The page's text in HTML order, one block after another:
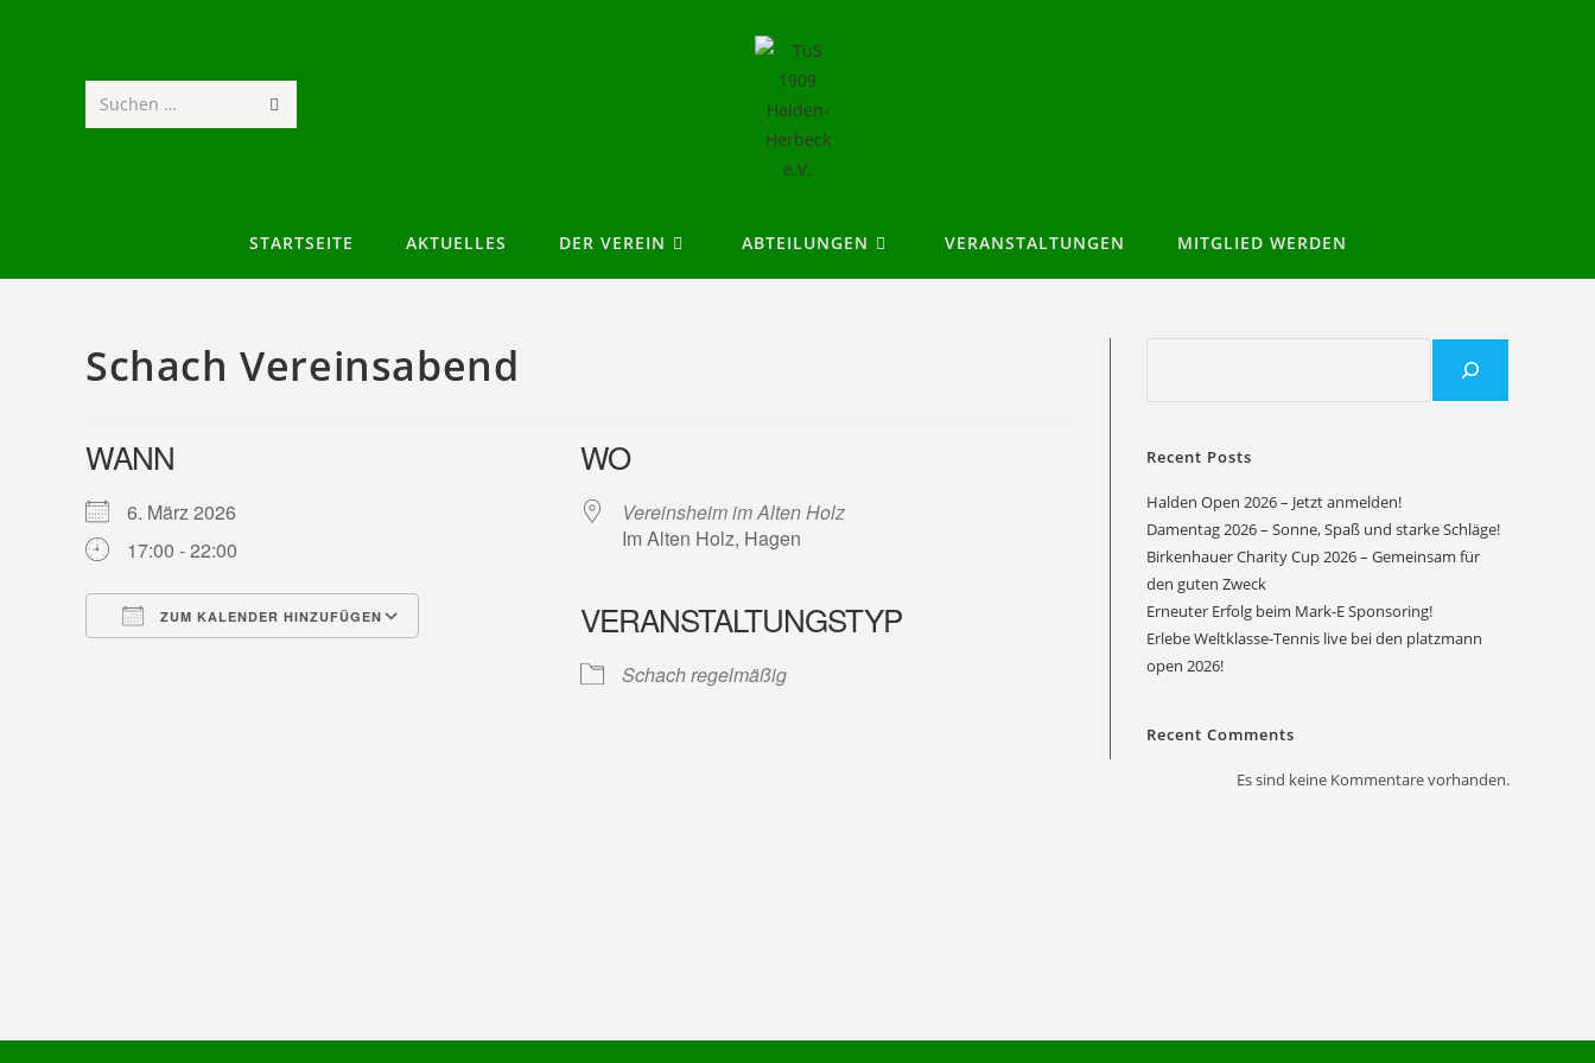
Suchen …
STARTSEITE AKTUELLES DER VEREIN ABTEILUNGEN VERANSTALTUNGEN MITGLIED WERDEN
Schach Vereinsabend
WANN
6. März 2026
17:00 - 22:00
ZUM KALENDER HINZUFÜGEN
Google Kalender Office 365
WO
Vereinsheim im Alten Holz
Im Alten Holz, Hagen
VERANSTALTUNGSTYP
Schach regelmäßig
Recent Posts
Halden Open 2026 – Jetzt anmelden!
Damentag 2026 – Sonne, Spaß und starke Schläge!
Birkenhauer Charity Cup 2026 – Gemeinsam für
den guten Zweck
Erneuter Erfolg beim Mark-E Sponsoring!
Erlebe Weltklasse-Tennis live bei den platzmann
open 2026!
Recent Comments
Es sind keine Kommentare vorhanden.